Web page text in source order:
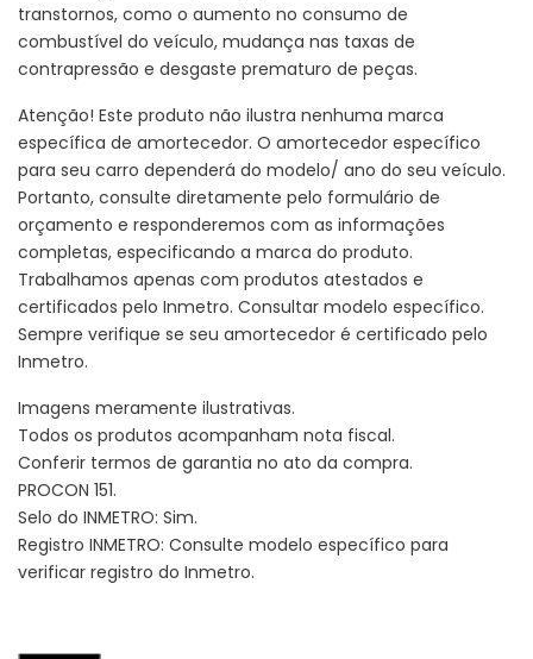
transtornos, como o aumento no consumo de
combustível do veículo, mudança nas taxas de
contrapressão e desgaste prematuro de peças.
Atenção! Este produto não ilustra nenhuma marca
específica de amortecedor. O amortecedor específico
para seu carro dependerá do modelo/ ano do seu veículo.
Portanto, consulte diretamente pelo formulário de
orçamento e responderemos com as informações
completas, especificando a marca do produto.
Trabalhamos apenas com produtos atestados e
certificados pelo Inmetro. Consultar modelo específico.
Sempre verifique se seu amortecedor é certificado pelo
Inmetro.
Imagens meramente ilustrativas.
Todos os produtos acompanham nota fiscal.
Conferir termos de garantia no ato da compra.
PROCON 151.
Selo do INMETRO: Sim.
Registro INMETRO: Consulte modelo específico para
verificar registro do Inmetro.